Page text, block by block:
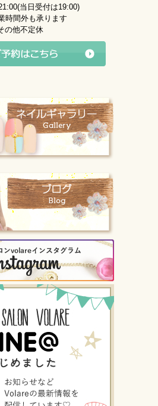
当日受付は19:00)
時間外も承ります
の他不定休